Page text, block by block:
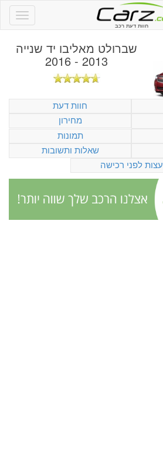
חוות דעת רכב
שברולט מאליבו יד שנייה
2013 - 2016
חוות דעת
מחירון
תמונות
שאלות ותשובות
עצות לפני רכישה